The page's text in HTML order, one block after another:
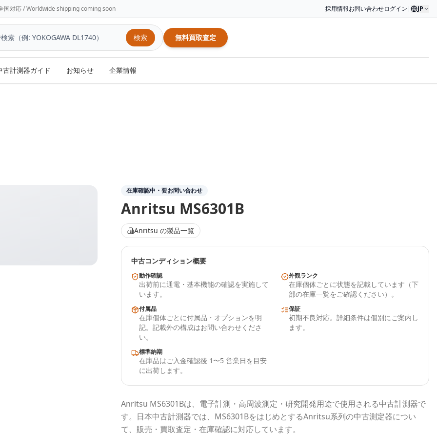
国対応 / Worldwide shipping coming soon 採用情報お問い合わせログイン | JP
検索 無料買取査定
古計測器ガイド お知らせ 企業情報
在庫確認中・要お問い合わせ
Anritsu MS6301B
Anritsu の製品一覧
中古コンディション概要
動作確認
出荷前に通電・基本機能の確認を実施して
います。
外観ランク
在庫個体ごとに状態を記載しています（下
部の在庫一覧をご確認ください）。
付属品
在庫個体ごとに付属品・オプションを明
記。記載外の構成はお問い合わせくださ
い。
保証
初期不良対応。詳細条件は個別にご案内し
ます。
標準納期
在庫品はご入金確認後 1〜5 営業日を目安
に出荷します。
Anritsu MS6301Bは、電子計測・高周波測定・研究開発用途で使用される中古計測器で
す。 日本中古計測器では、 MS6301BをはじめとするAnritsu系列の中古測定器につい
て、販売・買取査定・在庫確認に対応しています。